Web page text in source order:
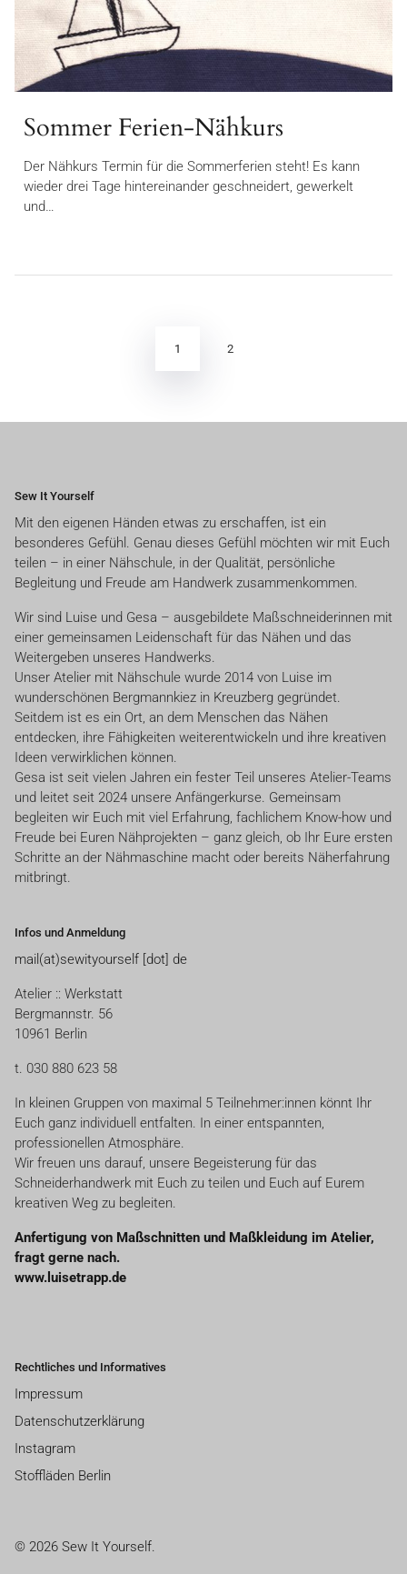
Sommer Ferien-Nähkurs
Der Nähkurs Termin für die Sommerferien steht! Es kann
wieder drei Tage hintereinander geschneidert, gewerkelt
und…
1 2
Sew It Yourself
Mit den eigenen Händen etwas zu erschaffen, ist ein
besonderes Gefühl. Genau dieses Gefühl möchten wir mit Euch
teilen – in einer Nähschule, in der Qualität, persönliche
Begleitung und Freude am Handwerk zusammenkommen.
Wir sind Luise und Gesa – ausgebildete Maßschneiderinnen mit
einer gemeinsamen Leidenschaft für das Nähen und das
Weitergeben unseres Handwerks.
Unser Atelier mit Nähschule wurde 2014 von Luise im
wunderschönen Bergmannkiez in Kreuzberg gegründet.
Seitdem ist es ein Ort, an dem Menschen das Nähen
entdecken, ihre Fähigkeiten weiterentwickeln und ihre kreativen
Ideen verwirklichen können.
Gesa ist seit vielen Jahren ein fester Teil unseres Atelier-Teams
und leitet seit 2024 unsere Anfängerkurse. Gemeinsam
begleiten wir Euch mit viel Erfahrung, fachlichem Know-how und
Freude bei Euren Nähprojekten – ganz gleich, ob Ihr Eure ersten
Schritte an der Nähmaschine macht oder bereits Näherfahrung
mitbringt.
Infos und Anmeldung
mail(at)sewityourself [dot] de
Atelier :: Werkstatt
Bergmannstr. 56
10961 Berlin
t. 030 880 623 58
In kleinen Gruppen von maximal 5 Teilnehmer:innen könnt Ihr
Euch ganz individuell entfalten. In einer entspannten,
professionellen Atmosphäre.
Wir freuen uns darauf, unsere Begeisterung für das
Schneiderhandwerk mit Euch zu teilen und Euch auf Eurem
kreativen Weg zu begleiten.
Anfertigung von Maßschnitten und Maßkleidung im Atelier,
fragt gerne nach.
www.luisetrapp.de
Rechtliches und Informatives
Impressum
Datenschutzerklärung
Instagram
Stoffläden Berlin
© 2026 Sew It Yourself.